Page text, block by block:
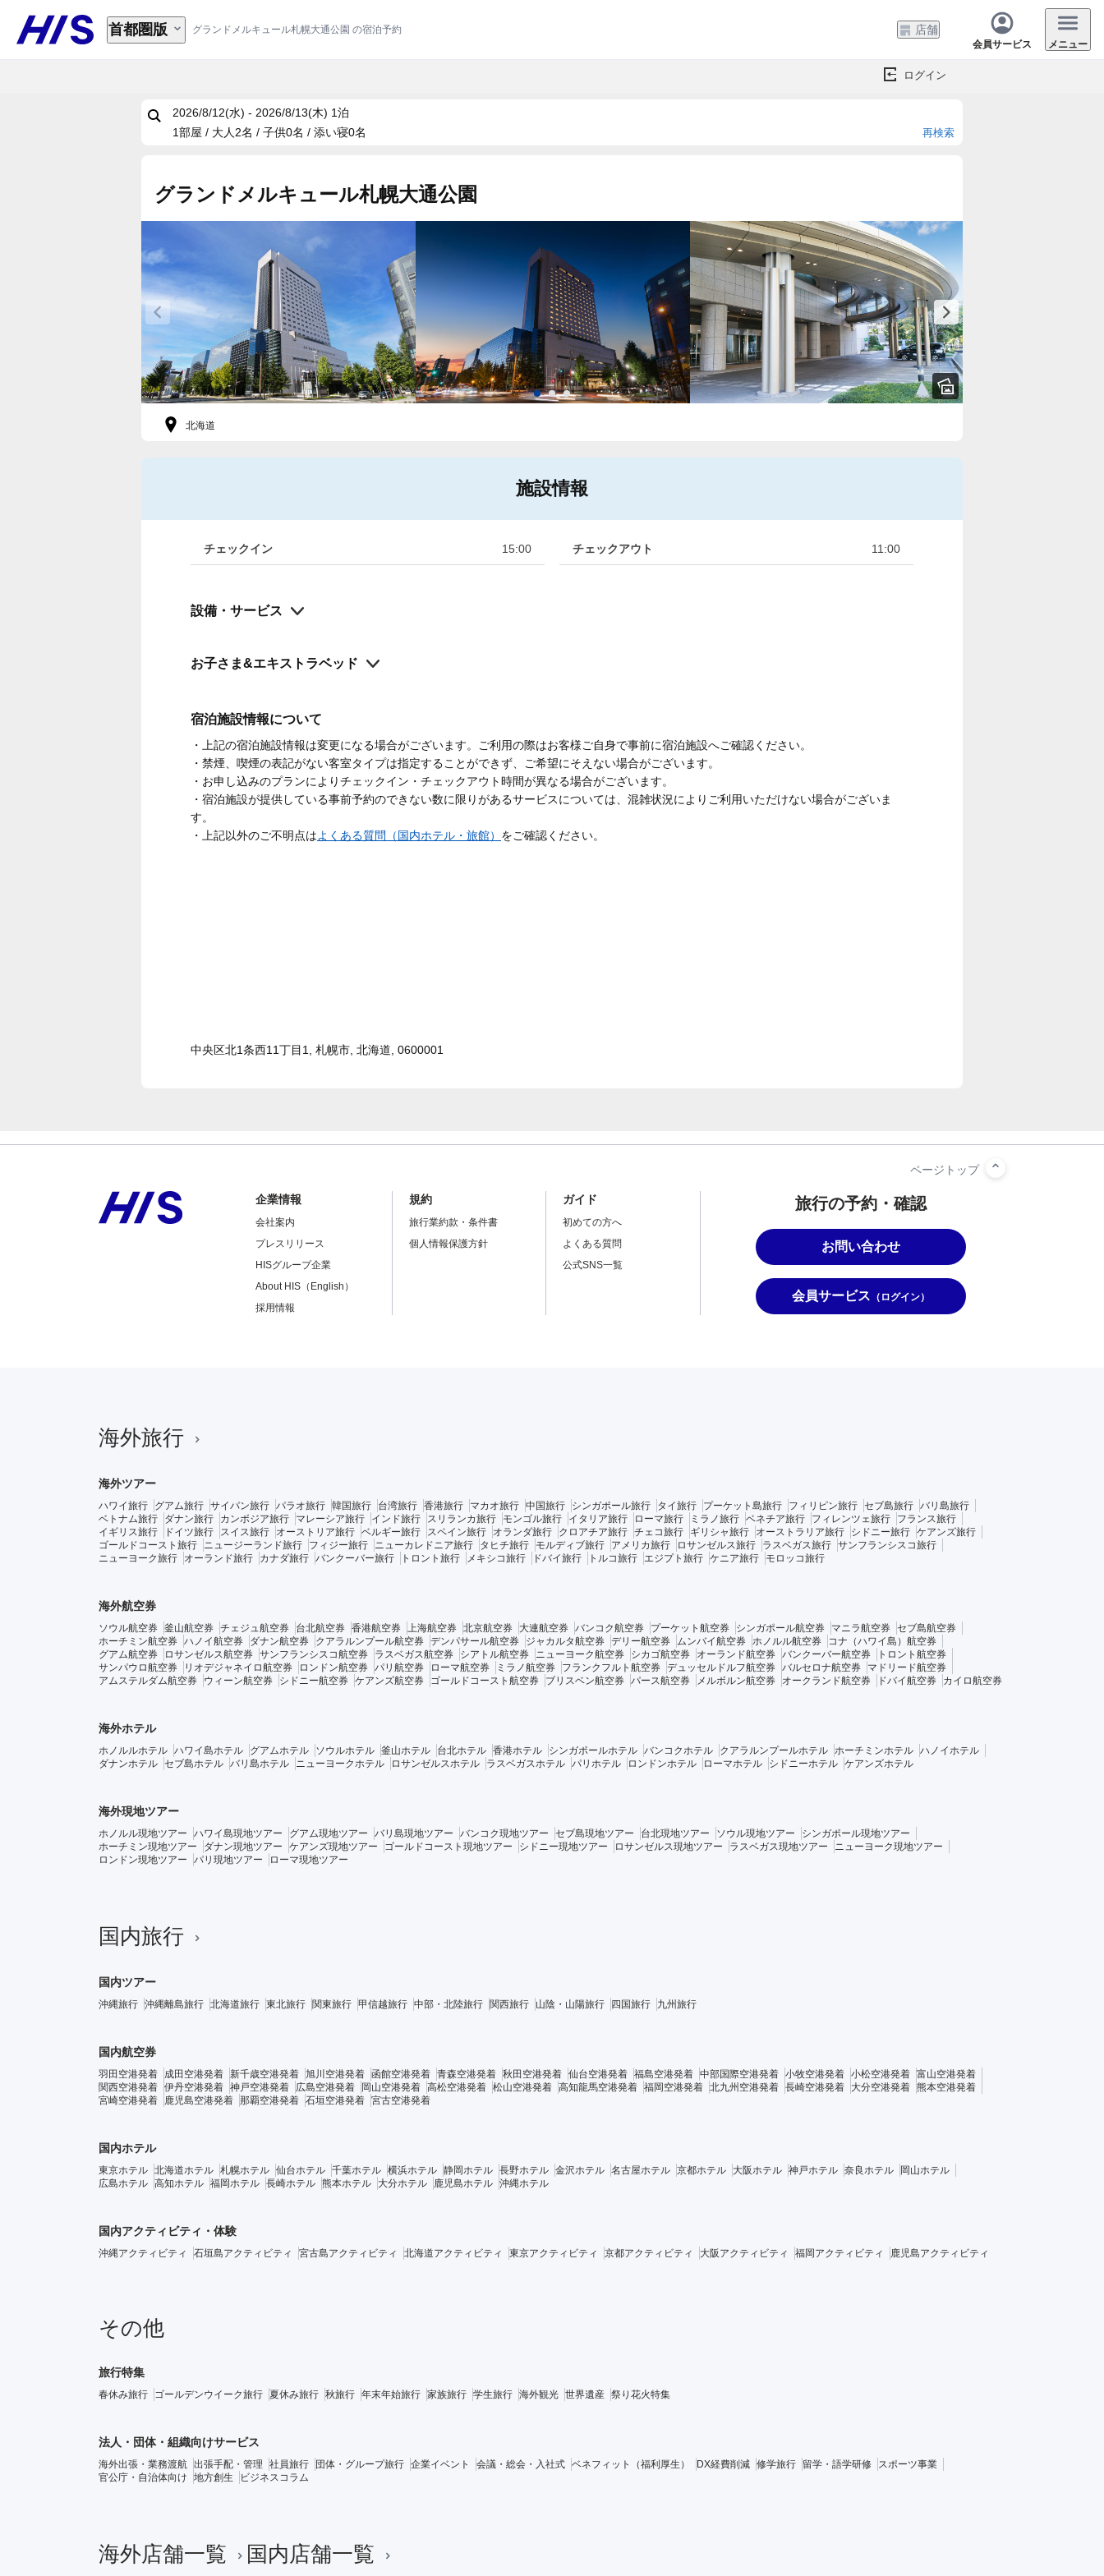
グランドメルキュール札幌大通公園 の宿泊予約
首都圏版 店舗
会員サービス メニュー
ログイン
2026/8/12(水) - 2026/8/13(木) 1泊
1部屋 / 大人2名 / 子供0名 / 添い寝0名
再検索
グランドメルキュール札幌大通公園
北海道
施設情報
チェックイン 15:00 チェックアウト 11:00
設備・サービス
お子さま&エキストラベッド
宿泊施設情報について
・上記の宿泊施設情報は変更になる場合がございます。ご利用の際はお客様ご自身で事前に宿泊施設へご確認ください。
・禁煙、喫煙の表記がない客室タイプは指定することができず、ご希望にそえない場合がございます。
・お申し込みのプランによりチェックイン・チェックアウト時間が異なる場合がございます。
・宿泊施設が提供している事前予約のできない数に限りがあるサービスについては、混雑状況によりご利用いただけない場合がございま
す。
・上記以外のご不明点はよくある質問（国内ホテル・旅館） をご確認ください。
中央区北1条西11丁目1, 札幌市, 北海道, 0600001
旅行の予約・確認
お問い合わせ
会員サービス （ログイン）
企業情報
会社案内
プレスリリース
HISグループ企業
About HIS（English）
採用情報
規約
旅行業約款・条件書
個人情報保護方針
ガイド
初めての方へ
よくある質問
公式SNS一覧
海外旅行
海外ツアー
ハワイ旅行 グアム旅行 サイパン旅行 パラオ旅行 韓国旅行 台湾旅行 香港旅行 マカオ旅行 中国旅行 シンガポール旅行 タイ旅行 プーケット島旅行 フィリピン旅行 セブ島旅行 バリ島旅行
ベトナム旅行
ダナン旅行 カンボジア旅行 マレーシア旅行 インド旅行 スリランカ旅行 モンゴル旅行 イタリア旅行 ローマ旅行 ミラノ旅行 ベネチア旅行 フィレンツェ旅行
フランス旅行
イギリス旅行
ドイツ旅行 スイス旅行 オーストリア旅行 ベルギー旅行 スペイン旅行 オランダ旅行 クロアチア旅行 チェコ旅行 ギリシャ旅行 オーストラリア旅行 シドニー旅行 ケアンズ旅行
ゴールドコースト旅行
ニュージーランド旅行 フィジー旅行 ニューカレドニア旅行 タヒチ旅行 モルディブ旅行 アメリカ旅行 ロサンゼルス旅行 ラスベガス旅行 サンフランシスコ旅行
ニューヨーク旅行
オーランド旅行 カナダ旅行 バンクーバー旅行 トロント旅行 メキシコ旅行 ドバイ旅行 トルコ旅行 エジプト旅行 ケニア旅行 モロッコ旅行
海外航空券
ソウル航空券 釜山航空券 チェジュ航空券 台北航空券 香港航空券 上海航空券 北京航空券 大連航空券 バンコク航空券 プーケット航空券 シンガポール航空券 マニラ航空券 セブ島航空券
ホーチミン航空券 ハノイ航空券 ダナン航空券 クアラルンプール航空券 デンパサール航空券 ジャカルタ航空券 デリー航空券 ムンバイ航空券 ホノルル航空券
コナ（ハワイ島）航空券
グアム航空券
ロサンゼルス航空券 サンフランシスコ航空券 ラスベガス航空券 シアトル航空券 ニューヨーク航空券 シカゴ航空券 オーランド航空券 バンクーバー航空券
トロント航空券
サンパウロ航空券
リオデジャネイロ航空券 ロンドン航空券 パリ航空券 ローマ航空券 ミラノ航空券 フランクフルト航空券 デュッセルドルフ航空券 バルセロナ航空券
マドリード航空券
アムステルダム航空券
ウィーン航空券 シドニー航空券 ケアンズ航空券 ゴールドコースト航空券 ブリスベン航空券 パース航空券 メルボルン航空券 オークランド航空券 ドバイ航空券 カイロ航空券
海外ホテル
ホノルルホテル ハワイ島ホテル グアムホテル ソウルホテル 釜山ホテル 台北ホテル 香港ホテル シンガポールホテル バンコクホテル クアラルンプールホテル ホーチミンホテル ハノイホテル
ダナンホテル セブ島ホテル バリ島ホテル ニューヨークホテル ロサンゼルスホテル ラスベガスホテル パリホテル ロンドンホテル ローマホテル シドニーホテル ケアンズホテル
海外現地ツアー
ホノルル現地ツアー ハワイ島現地ツアー グアム現地ツアー バリ島現地ツアー バンコク現地ツアー セブ島現地ツアー 台北現地ツアー ソウル現地ツアー
シンガポール現地ツアー
ホーチミン現地ツアー
ダナン現地ツアー ケアンズ現地ツアー ゴールドコースト現地ツアー シドニー現地ツアー ロサンゼルス現地ツアー ラスベガス現地ツアー
ニューヨーク現地ツアー
ロンドン現地ツアー
パリ現地ツアー ローマ現地ツアー
国内旅行
国内ツアー
沖縄旅行 沖縄離島旅行 北海道旅行 東北旅行 関東旅行 甲信越旅行 中部・北陸旅行 関西旅行 山陰・山陽旅行 四国旅行 九州旅行
国内航空券
羽田空港発着 成田空港発着 新千歳空港発着 旭川空港発着 函館空港発着 青森空港発着 秋田空港発着 仙台空港発着 福島空港発着 中部国際空港発着 小牧空港発着 小松空港発着 富山空港発着
関西空港発着 伊丹空港発着 神戸空港発着 広島空港発着 岡山空港発着 高松空港発着 松山空港発着 高知龍馬空港発着 福岡空港発着 北九州空港発着 長崎空港発着 大分空港発着 熊本空港発着
宮崎空港発着
鹿児島空港発着 那覇空港発着 石垣空港発着 宮古空港発着
国内ホテル
東京ホテル 北海道ホテル 札幌ホテル 仙台ホテル 千葉ホテル 横浜ホテル 静岡ホテル 長野ホテル 金沢ホテル 名古屋ホテル 京都ホテル 大阪ホテル 神戸ホテル 奈良ホテル
岡山ホテル
広島ホテル 高知ホテル 福岡ホテル 長崎ホテル 熊本ホテル 大分ホテル 鹿児島ホテル 沖縄ホテル
国内アクティビティ・体験
沖縄アクティビティ 石垣島アクティビティ 宮古島アクティビティ 北海道アクティビティ 東京アクティビティ 京都アクティビティ 大阪アクティビティ 福岡アクティビティ 鹿児島アクティビティ
その他
旅行特集
春休み旅行 ゴールデンウイーク旅行 夏休み旅行 秋旅行 年末年始旅行 家族旅行 学生旅行 海外観光 世界遺産 祭り花火特集
法人・団体・組織向けサービス
海外出張・業務渡航 出張手配・管理 社員旅行 団体・グループ旅行 企業イベント 会議・総会・入社式 ベネフィット（福利厚生） DX経費削減 修学旅行 留学・語学研修
スポーツ事業
官公庁・自治体向け
地方創生 ビジネスコラム
海外店舗一覧 国内店舗一覧